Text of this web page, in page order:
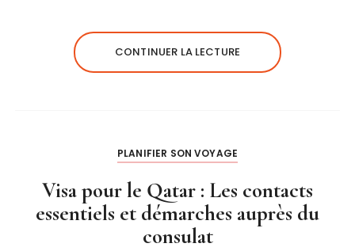
CONTINUER LA LECTURE
PLANIFIER SON VOYAGE
Visa pour le Qatar : Les contacts
essentiels et démarches auprès du
consulat